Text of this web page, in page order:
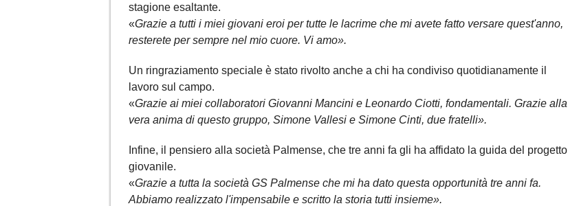
stagione esaltante.
«Grazie a tutti i miei giovani eroi per tutte le lacrime che mi avete fatto versare quest'anno,
resterete per sempre nel mio cuore. Vi amo».
Un ringraziamento speciale è stato rivolto anche a chi ha condiviso quotidianamente il
lavoro sul campo.
«Grazie ai miei collaboratori Giovanni Mancini e Leonardo Ciotti, fondamentali. Grazie alla
vera anima di questo gruppo, Simone Vallesi e Simone Cinti, due fratelli».
Infine, il pensiero alla società Palmense, che tre anni fa gli ha affidato la guida del progetto
giovanile.
«Grazie a tutta la società GS Palmense che mi ha dato questa opportunità tre anni fa.
Abbiamo realizzato l'impensabile e scritto la storia tutti insieme».